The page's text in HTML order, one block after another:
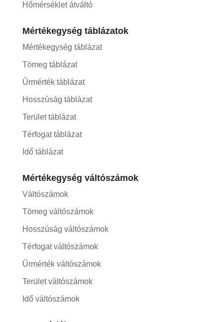
Hőmérséklet átváltó
Mértékegység táblázatok
Mértékegység táblázat
Tömeg táblázat
Űrmérték táblázat
Hosszúság táblázat
Terület táblázat
Térfogat táblázat
Idő táblázat
Mértékegység váltószámok
Váltószámok
Tömeg váltószámok
Hosszúság váltószámok
Térfogat váltószámok
Űrmérték váltószámok
Terület váltószámok
Idő váltószámok